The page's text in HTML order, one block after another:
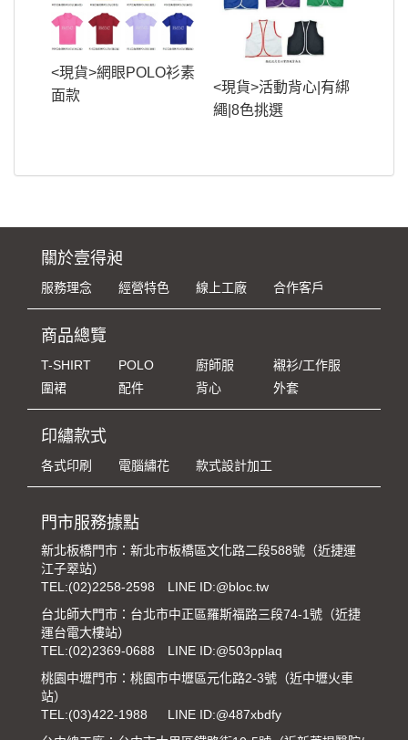
<現貨>網眼POLO衫素
面款
<現貨>活動背心|有綁
繩|8色挑選
關於壹得昶
服務理念 經營特色 線上工廠 合作客戶
商品總覽
T-SHIRT POLO 廚師服
襯衫/工作服
圍裙
配件 背心 外套
印繡款式
各式印刷 電腦繡花 款式設計加工
門市服務據點
新北板橋門市：新北市板橋區文化路二段588號（近捷運
江子翠站）
TEL:(02)2258-2598
LINE ID:@bloc.tw
台北師大門市：台北市中正區羅斯福路三段74-1號（近捷
運台電大樓站）
TEL:(02)2369-0688
LINE ID:@503pplaq
桃園中壢門市：桃園市中壢區元化路2-3號（近中壢火車
站）
TEL:(03)422-1988
LINE ID:@487xbdfy